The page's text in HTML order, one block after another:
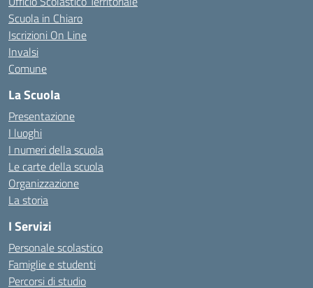
Scuola in Chiaro
Iscrizioni On Line
Invalsi
Comune
La Scuola
Presentazione
I luoghi
I numeri della scuola
Le carte della scuola
Organizzazione
La storia
I Servizi
Personale scolastico
Famiglie e studenti
Percorsi di studio